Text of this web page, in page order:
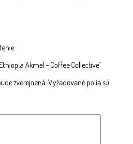
Akmel – Coffee Collective”
zverejnená. Vyžadované polia sú